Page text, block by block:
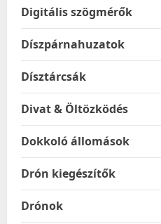
Digitális szögmérők
Díszpárnahuzatok
Dísztárcsák
Divat & Öltözködés
Dokkoló állomások
Drón kiegészítők
Drónok